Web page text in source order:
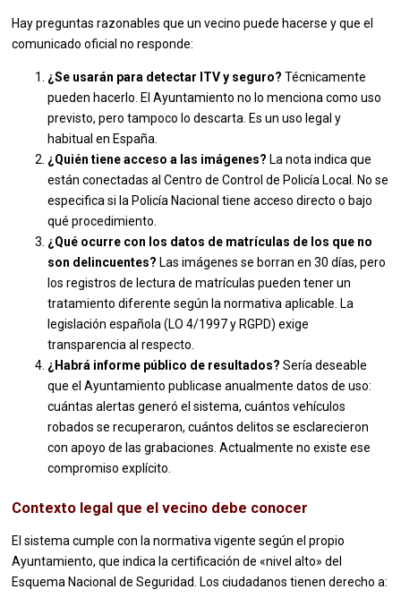
Hay preguntas razonables que un vecino puede hacerse y que el
comunicado oficial no responde:
¿Se usarán para detectar ITV y seguro? Técnicamente
pueden hacerlo. El Ayuntamiento no lo menciona como uso
previsto, pero tampoco lo descarta. Es un uso legal y
habitual en España.
¿Quién tiene acceso a las imágenes? La nota indica que
están conectadas al Centro de Control de Policía Local. No se
especifica si la Policía Nacional tiene acceso directo o bajo
qué procedimiento.
¿Qué ocurre con los datos de matrículas de los que no
son delincuentes? Las imágenes se borran en 30 días, pero
los registros de lectura de matrículas pueden tener un
tratamiento diferente según la normativa aplicable. La
legislación española (LO 4/1997 y RGPD) exige
transparencia al respecto.
¿Habrá informe público de resultados? Sería deseable
que el Ayuntamiento publicase anualmente datos de uso:
cuántas alertas generó el sistema, cuántos vehículos
robados se recuperaron, cuántos delitos se esclarecieron
con apoyo de las grabaciones. Actualmente no existe ese
compromiso explícito.
Contexto legal que el vecino debe conocer
El sistema cumple con la normativa vigente según el propio
Ayuntamiento, que indica la certificación de «nivel alto» del
Esquema Nacional de Seguridad. Los ciudadanos tienen derecho a: